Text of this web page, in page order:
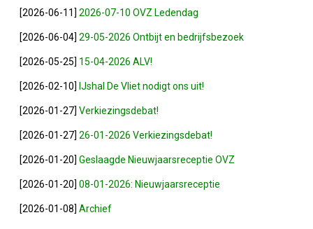
2024-05-15 Bestuursvergadering
Nieuwjaarsreceptie In Sfeer
Prachtige (leden-)dag 2023
Mooi Bezoek Aan Mulder Shipyard
[2026-06-11] 2026-07-10 OVZ Ledendag
[2026-06-04] 29-05-2026 Ontbijt en bedrijfsbezoek
[2026-05-25] 15-04-2026 ALV!
[2026-02-10] IJshal De Vliet nodigt ons uit!
[2026-01-27] Verkiezingsdebat!
[2026-01-27] 26-01-2026 Verkiezingsdebat!
[2026-01-20] Geslaagde Nieuwjaarsreceptie OVZ
[2026-01-20] 08-01-2026: Nieuwjaarsreceptie
[2026-01-08] Archief